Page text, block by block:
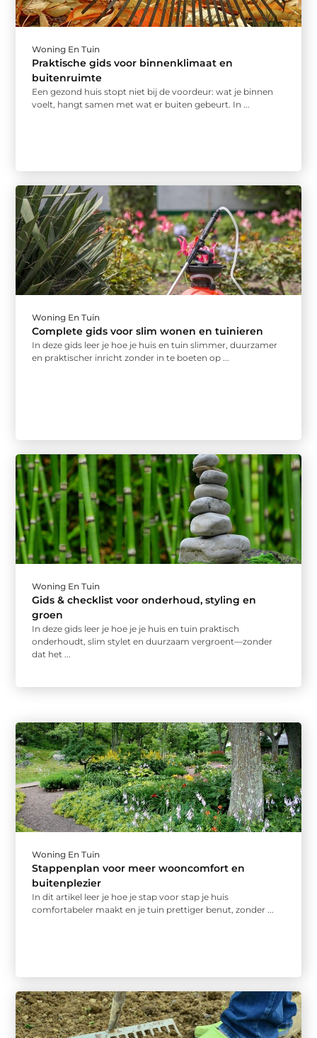
Woning En Tuin
Praktische gids voor binnenklimaat en
buitenruimte
Een gezond huis stopt niet bij de voordeur: wat je binnen
voelt, hangt samen met wat er buiten gebeurt. In ...
Woning En Tuin
Complete gids voor slim wonen en tuinieren
In deze gids leer je hoe je huis en tuin slimmer, duurzamer
en praktischer inricht zonder in te boeten op ...
Woning En Tuin
Gids & checklist voor onderhoud, styling en
groen
In deze gids leer je hoe je je huis en tuin praktisch
onderhoudt, slim stylet en duurzaam vergroent—zonder
dat het ...
Woning En Tuin
Stappenplan voor meer wooncomfort en
buitenplezier
In dit artikel leer je hoe je stap voor stap je huis
comfortabeler maakt en je tuin prettiger benut, zonder ...